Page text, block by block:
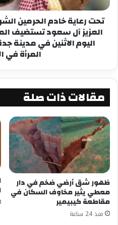
وبالفعل تمت الموافقة
فرجع إلى السنغال للقيام
تحت رعاية خادم الحرمين
العزيز آل سعود تستضيف
اليوم الاثنين في مدينة
المرأة في
مقالات ذات صلة
ظهور شق أرضي ضخم في دار
معطي يثير مخاوف السكان في
مقاطعة كيبيمير
منذ 24 ساعة